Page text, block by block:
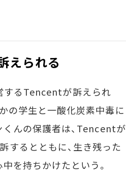
えられる
するTencentが訴えられ
の学生と一酸化炭素中毒に
くんの保護者は、Tencentが
するとともに、生き残った
を持ちかけたという。